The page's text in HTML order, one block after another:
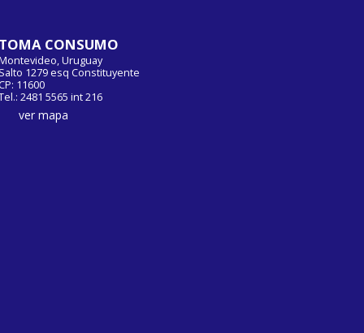
TOMA CONSUMO
Uruguay
Salto 1279 esq Constituyente
11600
2481 5565 int 216
ver mapa